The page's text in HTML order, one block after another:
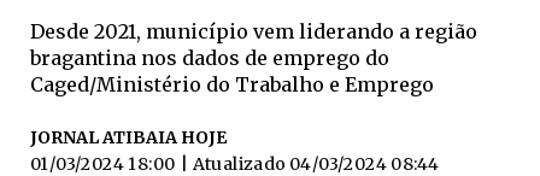
Desde 2021, município vem liderando a região
bragantina nos dados de emprego do
Caged/Ministério do Trabalho e Emprego
JORNAL ATIBAIA HOJE
01/03/2024 18:00
| Atualizado 04/03/2024 08:44